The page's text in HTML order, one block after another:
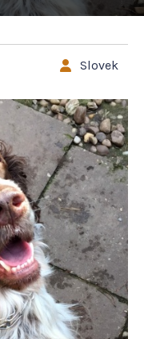
Slovek